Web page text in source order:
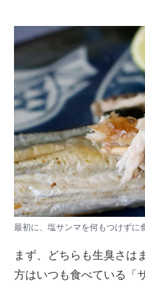
最初に、塩サンマを何もつけずに
まず、どちらも生臭さは
方はいつも食べている「